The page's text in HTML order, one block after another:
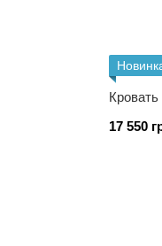
Кровать
17 550